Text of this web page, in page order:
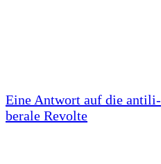
Eine Antwort auf die antili­
berale Revolte